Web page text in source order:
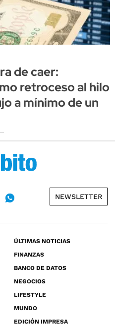
de caer:
retroceso al hilo
a mínimo de un
NEWSLETTER
ÚLTIMAS NOTICIAS
FINANZAS
BANCO DE DATOS
NEGOCIOS
LIFESTYLE
MUNDO
EDICIÓN IMPRESA